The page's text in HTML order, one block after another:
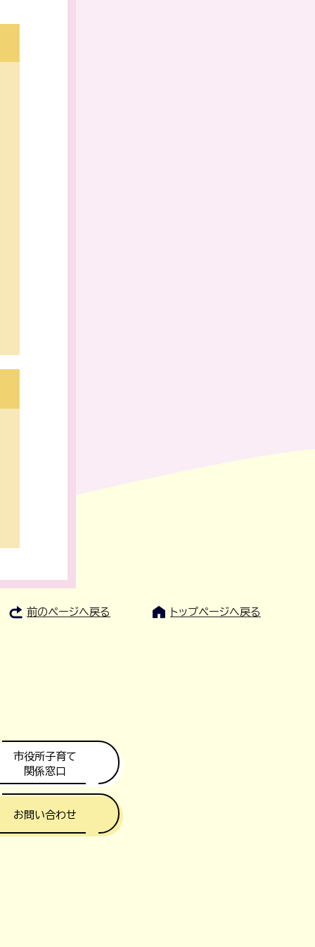
前のページへ戻る トップページへ戻る
市役所子育て
関係窓口
お問い合わせ